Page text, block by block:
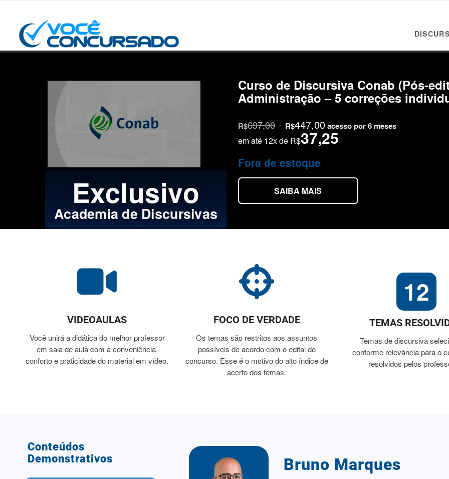
Exclusivo
Academia de Discursivas
Curso de Discursiva Conab (Pós-
Administração – 5 correções
R$697,00 O
preço
original
era:
R$697,00.
R$447,00O
preço
acesso por 6 meses
em até 12x de R$37,25
Fora de estoque
SAIBA MAIS
VIDEOAULAS
Você unirá a didática do melhor professor
em sala de aula com a conveniência,
conforto e praticidade do material em vídeo.
FOCO DE VERDADE
Os temas são restritos aos assuntos
possíveis de acordo com o edital do
concurso. Esse é o motivo do alto índice de
acerto dos temas.
12
TEMAS
Temas de discursiva
conforme relevância para o
resolvidos pelos
Conteúdos
Demonstrativos
Bruno Marques